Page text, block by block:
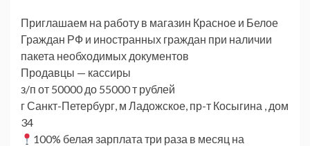
Приглашаем на работу в магазин Красное и Белое
Граждан РФ и иностранных граждан при наличии
пакета необходимых документов
Продавцы — кассиры
з/п от 50000 до 55000 т рублей
г Санкт-Петербург, м Ладожское, пр-т Косыгина , дом
34
100% белая зарплата три раза в месяц на